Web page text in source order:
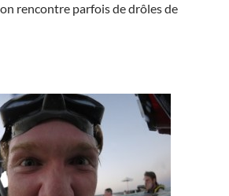
rencontre parfois de drôles de